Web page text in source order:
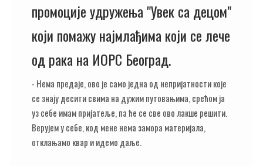
промоције удружења "Увек са децом"
који помажу најмлађима који се лече
од рака на ИОРС Београд.
- Нема предаје, ово је само једна од непријатности које
се знају десити свима на дужим путовањима, срећом ја
уз себе имам пријатеље, па ће се све ово лакше решити.
Верујем у себе, код мене нема замора материјала,
отклањамо квар и идемо даље.